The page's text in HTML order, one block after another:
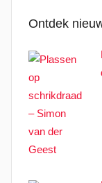
Ontdek